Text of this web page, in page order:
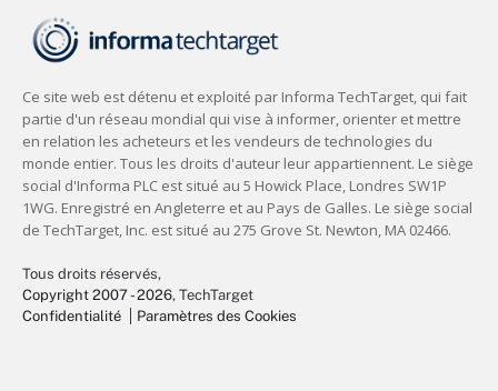
Tous droits réservés,
Copyright 2007 - 2026, TechTarget
Confidentialité
Paramètres des Cookies